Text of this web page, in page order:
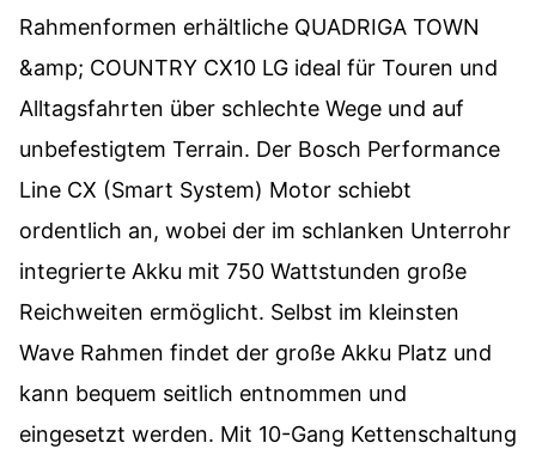
Rahmenformen erhältliche QUADRIGA TOWN
&amp; COUNTRY CX10 LG ideal für Touren und
Alltagsfahrten über schlechte Wege und auf
unbefestigtem Terrain. Der Bosch Performance
Line CX (Smart System) Motor schiebt
ordentlich an, wobei der im schlanken Unterrohr
integrierte Akku mit 750 Wattstunden große
Reichweiten ermöglicht. Selbst im kleinsten
Wave Rahmen findet der große Akku Platz und
kann bequem seitlich entnommen und
eingesetzt werden. Mit 10-Gang Kettenschaltung